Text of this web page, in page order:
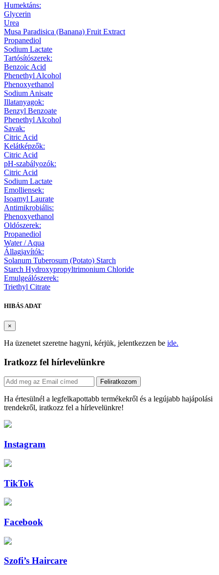
Humektáns:
Glycerin
Urea
Musa Paradisica (Banana) Fruit Extract
Propanediol
Sodium Lactate
Tartósítószerek:
Benzoic Acid
Phenethyl Alcohol
Phenoxyethanol
Sodium Anisate
Illatanyagok:
Benzyl Benzoate
Phenethyl Alcohol
Savak:
Citric Acid
Kelátképzők:
Citric Acid
pH-szabályozók:
Citric Acid
Sodium Lactate
Emolliensek:
Isoamyl Laurate
Antimikrobiális:
Phenoxyethanol
Oldószerek:
Propanediol
Water / Aqua
Állagjavítók:
Solanum Tuberosum (Potato) Starch
Starch Hydroxypropyltrimonium Chloride
Emulgeálószerek:
Triethyl Citrate
HIBÁS ADAT
×
Ha üzenetet szeretne hagyni, kérjük, jelentkezzen be ide.
Iratkozz fel hírlevelünkre
Feliratkozom
Ha értesülnél a legfelkapottabb termékekről és a legújabb hajápolási
trendekről, iratkozz fel a hírlevelünkre!
Instagram
TikTok
Facebook
Szofi’s Haircare